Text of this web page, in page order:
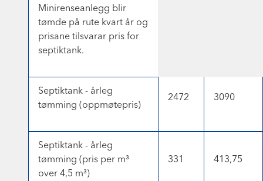
Minirenseanlegg blir
tømde på rute kvart år og
prisane tilsvarar pris for
septiktank.
Septiktank - årleg
tømming (oppmøtepris)
2472 3090
Septiktank - årleg
tømming (pris per m³
over 4,5 m³)
331 413,75